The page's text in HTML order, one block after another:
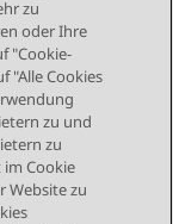
zu
oder Ihre
"Cookie-
"Alle Cookies
zu und
zu
Cookie
Website zu